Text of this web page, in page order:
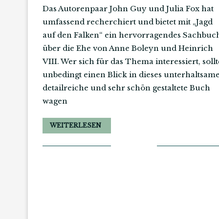
Das Autorenpaar John Guy und Julia Fox hat
umfassend recherchiert und bietet mit „Jagd
auf den Falken“ ein hervorragendes
über die Ehe von Anne Boleyn und Heinrich
VIII. Wer sich für das Thema interessiert,
unbedingt einen Blick in dieses
detailreiche und sehr schön gestaltete Buch
wagen
WEITERLESEN